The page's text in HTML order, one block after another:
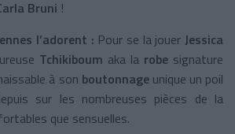
Bruni !
l’adorent : Pour se la jouerJessica
Tchikiboum aka la robe signature
à son boutonnage unique un poil
sur les nombreuses pièces de la
que sensuelles.